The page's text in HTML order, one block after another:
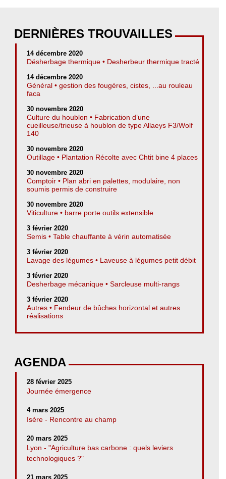
DERNIÈRES TROUVAILLES
14 décembre 2020
Désherbage thermique • Desherbeur thermique tracté
14 décembre 2020
Général • gestion des fougères, cistes, ...au rouleau
faca
30 novembre 2020
Culture du houblon • Fabrication d’une
cueilleuse/trieuse à houblon de type Allaeys F3/Wolf
140
30 novembre 2020
Outillage • Plantation Récolte avec Chtit bine 4 places
30 novembre 2020
Comptoir • Plan abri en palettes, modulaire, non
soumis permis de construire
30 novembre 2020
Viticulture • barre porte outils extensible
3 février 2020
Semis • Table chauffante à vérin automatisée
3 février 2020
Lavage des légumes • Laveuse à légumes petit débit
3 février 2020
Desherbage mécanique • Sarcleuse multi-rangs
3 février 2020
Autres • Fendeur de bûches horizontal et autres
réalisations
AGENDA
28 février 2025
Journée émergence
4 mars 2025
Isère - Rencontre au champ
20 mars 2025
Lyon - "Agriculture bas carbone : quels leviers
technologiques ?"
21 mars 2025